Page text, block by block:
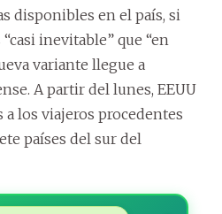
disponibles en el país, si
inevitable” que “en
variante llegue a
A partir del lunes, EEUU
los viajeros procedentes
países del sur del